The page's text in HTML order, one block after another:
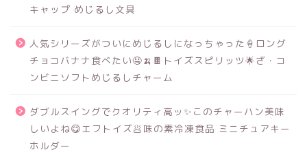
キャップ めじるし文具
人気シリーズがついにめじるしになっちゃった🍦ロング
チョコバナナ食べたい🤤🍌🍫トイズスピリッツ🌟ざ・コ
ンビニソフトめじるしチャーム
ダブルスイングでクオリティ高ッ✨このチャーハン美味
しいよね😋エフトイズ🥟味の素冷凍食品 ミニチュアキー
ホルダー